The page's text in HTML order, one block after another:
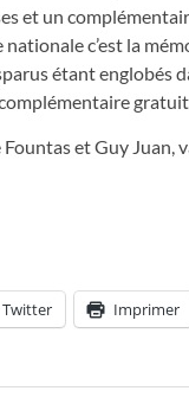
et un
c’est la
étant englobés
et Guy Juan,
Twitter Imprimer